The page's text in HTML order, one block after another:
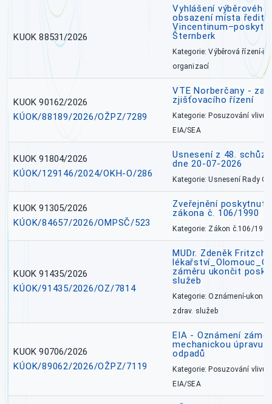
KUOK 88531/2026
Vyhlášení výběrového
obsazení místa
Šternberk
Kategorie: Výběrová řízení-
organizací
KUOK 90162/2026
KÚOK/88189/2026/OŽPZ/7289
VTE Norberčany -
zjišťovacího řízení
Kategorie: Posuzování vlivů
EIA/SEA
KUOK 91804/2026
KÚOK/129146/2024/OKH-O/286
Usnesení z 48.
dne 20-07-2026
Kategorie: Usnesení Rady
KUOK 91305/2026
KÚOK/84657/2026/OMPSČ/523
Zveřejnění poskytnutí
zákona č. 106/1990
Kategorie: Zákon č.106/1999
KUOK 91435/2026
KÚOK/91435/2026/OZ/7814
MUDr. Zdeněk
záměru ukončit
služeb
Kategorie: Oznámení-
zdrav. služeb
KUOK 90706/2026
KÚOK/89062/2026/OŽPZ/7119
EIA - Oznámení
mechanickou úpravu
odpadů
Kategorie: Posuzování vlivů
EIA/SEA